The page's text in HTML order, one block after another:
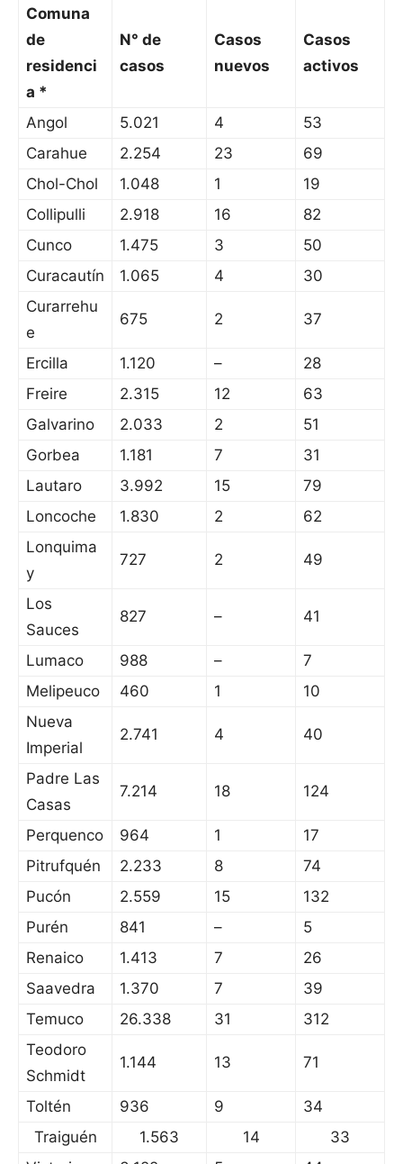
Comuna
de
residenci
a *
N° de
casos
Casos
nuevos
Casos
activos
Angol 5.021 4
53
Carahue
2.254 23
69
Chol-Chol
1.048 1
19
Collipulli
2.918 16
82
Cunco
1.475 3
50
Curacautín
1.065 4
30
Curarrehu
e
675 2 37
Ercilla 1.120 –
28
Freire
2.315 12
63
Galvarino
2.033 2
51
Gorbea
1.181 7
31
Lautaro
3.992 15
79
Loncoche
1.830 2
62
Lonquima
y
727 2 49
Los
Sauces
827 – 41
Lumaco 988 –
7
Melipeuco
460 1
10
Nueva
Imperial
2.741 4 40
Padre Las
Casas
7.214 18 124
Perquenco 964 1
17
Pitrufquén
2.233 8
74
Pucón
2.559 15
132
Purén
841 –
5
Renaico
1.413 7
26
Saavedra
1.370 7
39
Temuco
26.338 31
312
Teodoro
Schmidt
1.144 13 71
Toltén 936 9
34
Traiguén
1.563 14
33